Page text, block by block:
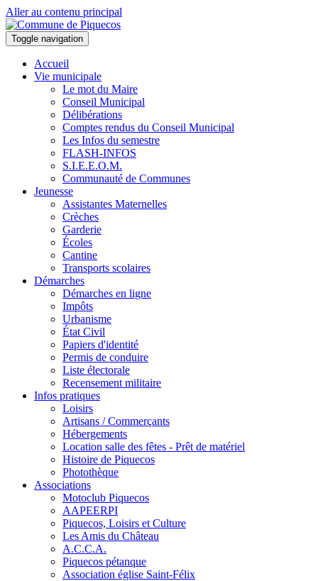
Aller au contenu principal
Toggle navigation
Accueil
Vie municipale
Le mot du Maire
Conseil Municipal
Délibérations
Comptes rendus du Conseil Municipal
Les Infos du semestre
FLASH-INFOS
S.I.E.E.O.M.
Communauté de Communes
Jeunesse
Assistantes Maternelles
Crèches
Garderie
Écoles
Cantine
Transports scolaires
Démarches
Démarches en ligne
Impôts
Urbanisme
État Civil
Papiers d'identité
Permis de conduire
Liste électorale
Recensement militaire
Infos pratiques
Loisirs
Artisans / Commerçants
Hébergements
Location salle des fêtes - Prêt de matériel
Histoire de Piquecos
Photothèque
Associations
Motoclub Piquecos
AAPEERPI
Piquecos, Loisirs et Culture
Les Amis du Château
A.C.C.A.
Piquecos pétanque
Association église Saint-Félix